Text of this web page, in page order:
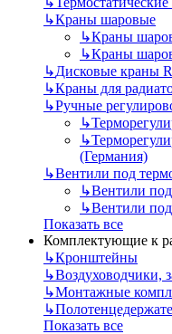
↳Краны шаровые
↳Краны
↳Краны
↳Дисковые краны
↳Краны для
↳Ручные
↳
↳
(Германия)
↳Вентили под
↳Вентили
↳Вентили
Показать все
Комплектующие к
↳Кронштейны
↳Воздуховодчики,
↳Монтажные
↳
Показать все